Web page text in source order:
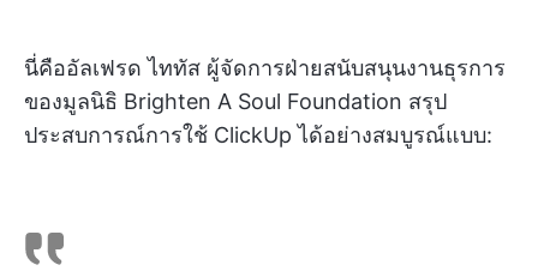
นี่คืออัลเฟรด ไททัส ผู้จัดการฝ่ายสนับสนุนงานธุรการ
ของมูลนิธิ Brighten A Soul Foundation สรุป
ประสบการณ์การใช้ ClickUp ได้อย่างสมบูรณ์แบบ: